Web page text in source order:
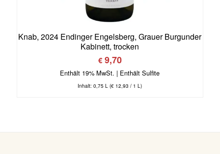
Knab, 2024 Endinger Engelsberg, Grauer Burgunder
Kabinett, trocken
€9,70
Enthält 19% MwSt.
Inhalt: 0,75 L (€ 12,93 / 1 L)